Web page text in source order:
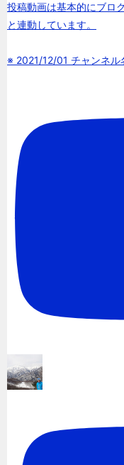
投稿動画は基本的にブロ
と連動しています。
※ 2021/12/01 チャンネル